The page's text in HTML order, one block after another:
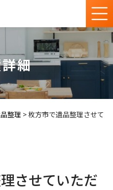
細
整理 >枚方市で遺品整理させて
させていただ